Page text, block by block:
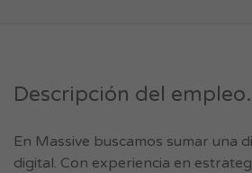
Descripción del empleo.
En Massive buscamos sumar una
digital. Con experiencia en